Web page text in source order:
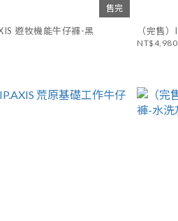
售完
（完售）IP.AXIS 遊牧機能牛仔褲-黑
NT$4,980